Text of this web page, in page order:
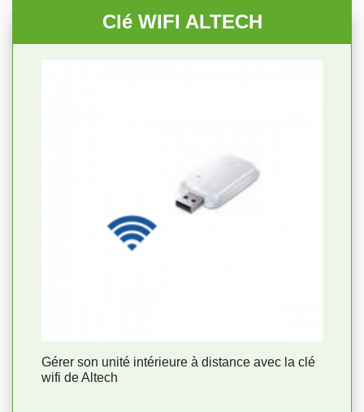
Clé WIFI ALTECH
Gérer son unité intérieure à distance avec la clé
wifi de Altech